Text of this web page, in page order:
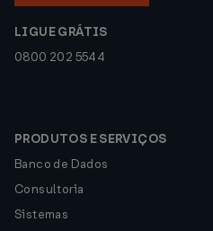
LIGUE GRÁTIS
0800 202 5544
PRODUTOS E SERVIÇOS
Banco de Dados
Consultoria
Sistemas